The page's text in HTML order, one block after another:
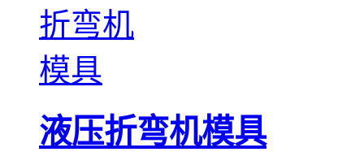
液压折弯机模具